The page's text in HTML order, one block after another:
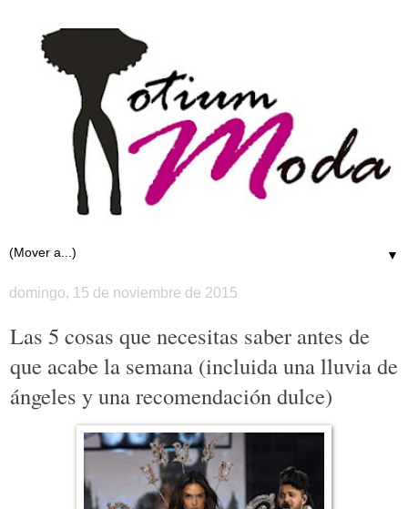
▼
domingo, 15 de noviembre de 2015
Las 5 cosas que necesitas saber antes de
que acabe la semana (incluida una lluvia de
ángeles y una recomendación dulce)